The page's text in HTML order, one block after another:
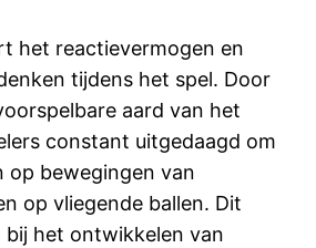
het reactievermogen en
tijdens het spel. Door
aard van het
constant uitgedaagd om
op bewegingen van
op vliegende ballen. Dit
bij het ontwikkelen van